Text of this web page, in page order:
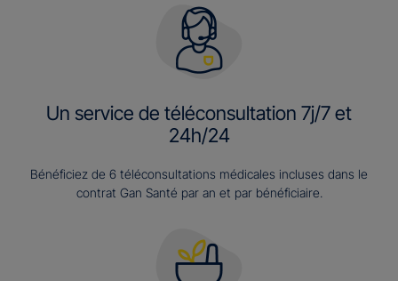
Un service de téléconsultation 7j/7 et
24h/24
Bénéficiez de 6 téléconsultations médicales incluses dans le
contrat Gan Santé par an et par bénéficiaire.